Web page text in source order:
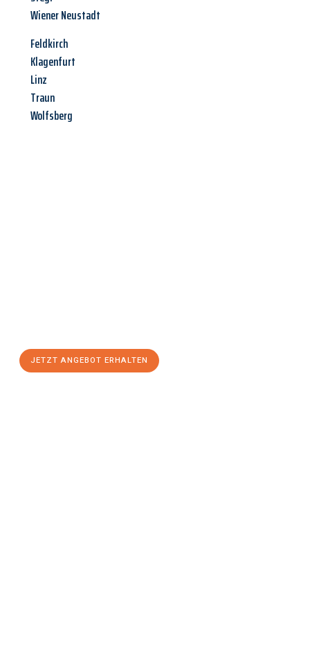
Wiener Neustadt
Feldkirch
Klagenfurt
Linz
Traun
Wolfsberg
JETZT ANGEBOT ERHALTEN